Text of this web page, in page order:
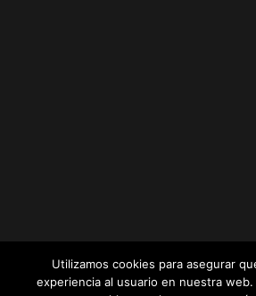
Atlántico -
Utilizamos cookies para asegurar
experiencia al usuario en nuestra